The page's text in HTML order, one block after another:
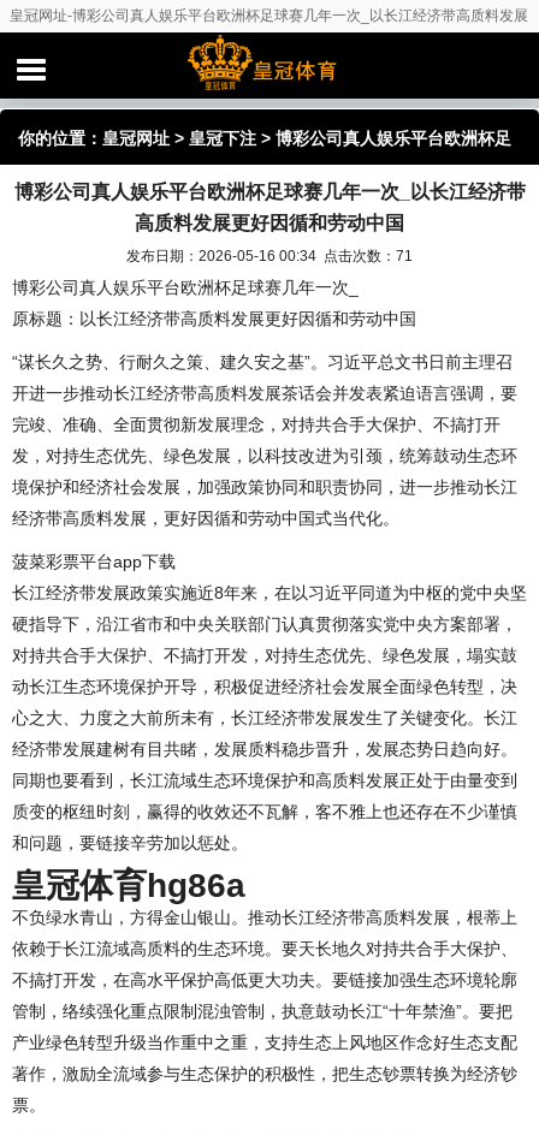
皇冠网址-博彩公司真人娱乐平台欧洲杯足球赛几年一次_以长江经济带高质料发展
你的位置： 皇冠网址 > 皇冠下注 > 博彩公司真人娱乐平台欧洲杯足
球赛几年一次_以长江经济带高质料发展更好因循和劳动中国
博彩公司真人娱乐平台欧洲杯足球赛几年一次_以长江经济带
高质料发展更好因循和劳动中国
发布日期：2026-05-16 00:34 点击次数：71
博彩公司真人娱乐平台欧洲杯足球赛几年一次_
原标题：以长江经济带高质料发展更好因循和劳动中国
“谋长久之势、行耐久之策、建久安之基”。习近平总文书日前主理召
开进一步推动长江经济带高质料发展茶话会并发表紧迫语言强调，要
完竣、准确、全面贯彻新发展理念，对持共合手大保护、不搞打开
发，对持生态优先、绿色发展，以科技改进为引颈，统筹鼓动生态环
境保护和经济社会发展，加强政策协同和职责协同，进一步推动长江
经济带高质料发展，更好因循和劳动中国式当代化。
菠菜彩票平台app下载
长江经济带发展政策实施近8年来，在以习近平同道为中枢的党中央坚
硬指导下，沿江省市和中央关联部门认真贯彻落实党中央方案部署，
对持共合手大保护、不搞打开发，对持生态优先、绿色发展，塌实鼓
动长江生态环境保护开导，积极促进经济社会发展全面绿色转型，决
心之大、力度之大前所未有，长江经济带发展发生了关键变化。长江
经济带发展建树有目共睹，发展质料稳步晋升，发展态势日趋向好。
同期也要看到，长江流域生态环境保护和高质料发展正处于由量变到
质变的枢纽时刻，赢得的收效还不瓦解，客不雅上也还存在不少谨慎
和问题，要链接辛劳加以惩处。
皇冠体育hg86a
不负绿水青山，方得金山银山。推动长江经济带高质料发展，根蒂上
依赖于长江流域高质料的生态环境。要天长地久对持共合手大保护、
不搞打开发，在高水平保护高低更大功夫。要链接加强生态环境轮廓
管制，络续强化重点限制混浊管制，执意鼓动长江“十年禁渔”。要把
产业绿色转型升级当作重中之重，支持生态上风地区作念好生态支配
著作，激励全流域参与生态保护的积极性，把生态钞票转换为经济钞
票。